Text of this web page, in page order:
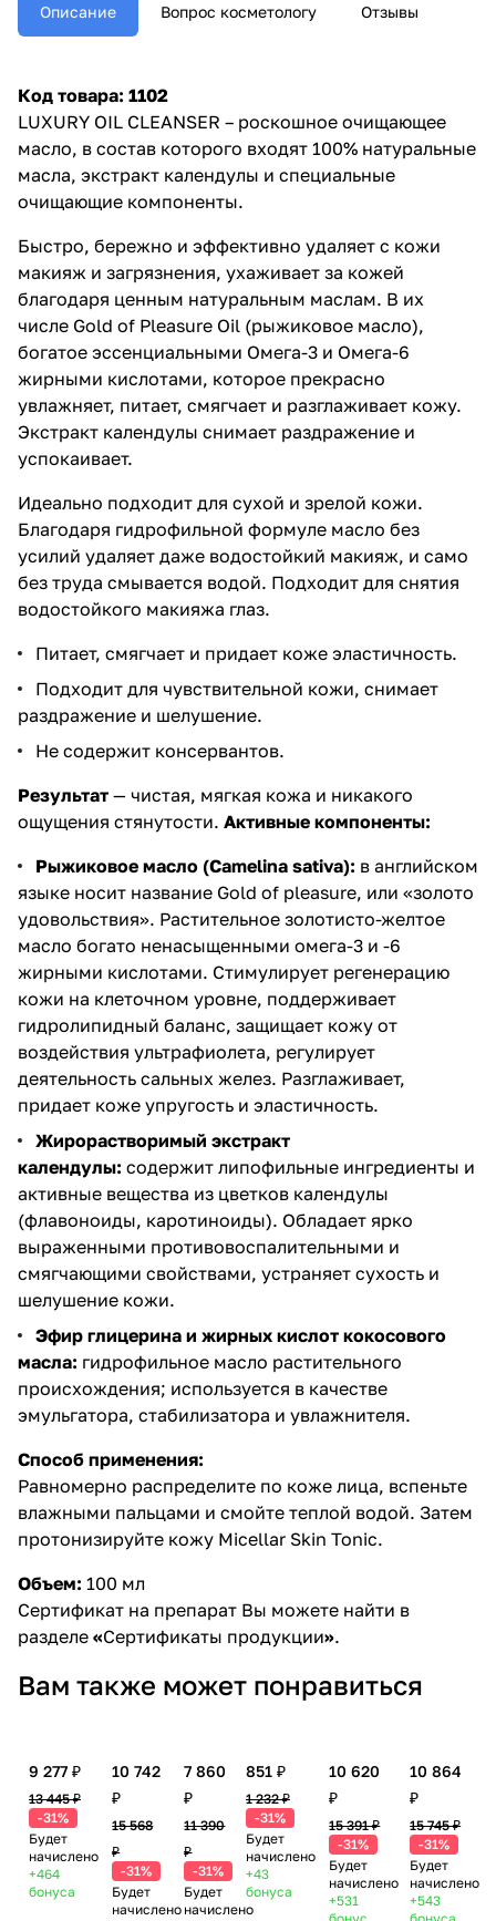
Описание Вопрос косметологу Отзывы
Код товара: 1102
LUXURY OIL CLEANSER – роскошное очищающее
масло, в состав которого входят 100% натуральные
масла, экстракт календулы и специальные
очищающие компоненты.
Быстро, бережно и эффективно удаляет с кожи
макияж и загрязнения, ухаживает за кожей
благодаря ценным натуральным маслам. В их
числе Gold of Pleasure Oil (рыжиковое масло),
богатое эссенциальными Омега-3 и Омега-6
жирными кислотами, которое прекрасно
увлажняет, питает, смягчает и разглаживает кожу.
Экстракт календулы снимает раздражение и
успокаивает.
Идеально подходит для сухой и зрелой кожи.
Благодаря гидрофильной формуле масло без
усилий удаляет даже водостойкий макияж, и само
без труда смывается водой. Подходит для снятия
водостойкого макияжа глаз.
Питает, смягчает и придает коже эластичность.
Подходит для чувствительной кожи, снимает
раздражение и шелушение.
Не содержит консервантов.
Результат — чистая, мягкая кожа и никакого
ощущения стянутости. Активные компоненты:
Рыжиковое масло (Camelina sativa): в английском
языке носит название Gold of pleasure, или «золото
удовольствия». Растительное золотисто-желтое
масло богато ненасыщенными омега-3 и -6
жирными кислотами. Стимулирует регенерацию
кожи на клеточном уровне, поддерживает
гидролипидный баланс, защищает кожу от
воздействия ультрафиолета, регулирует
деятельность сальных желез. Разглаживает,
придает коже упругость и эластичность.
Жирорастворимый экстракт
календулы: содержит липофильные ингредиенты и
активные вещества из цветков календулы
(флавоноиды, каротиноиды). Обладает ярко
выраженными противовоспалительными и
смягчающими свойствами, устраняет сухость и
шелушение кожи.
Эфир глицерина и жирных кислот кокосового
масла: гидрофильное масло растительного
происхождения; используется в качестве
эмульгатора, стабилизатора и увлажнителя.
Способ применения:
Равномерно распределите по коже лица, вспеньте
влажными пальцами и смойте теплой водой. Затем
протонизируйте кожу Micellar Skin Tonic.
Объем: 100 мл
Сертификат на препарат Вы можете найти в
разделе «Сертификаты продукции».
Вам также может понравиться
9 277 ₽
13 445 ₽
-31%
Будет
начислено
+464
бонуса
10 742
₽
15 568
₽
-31%
Будет
начислено
7 860
₽
11 390
₽
-31%
Будет
начислено
851 ₽
1 232 ₽
-31%
Будет
начислено
+43
бонуса
10 620
₽
15 391 ₽
-31%
Будет
начислено
+531
10 864
₽
15 745 ₽
-31%
Будет
начислено
+543